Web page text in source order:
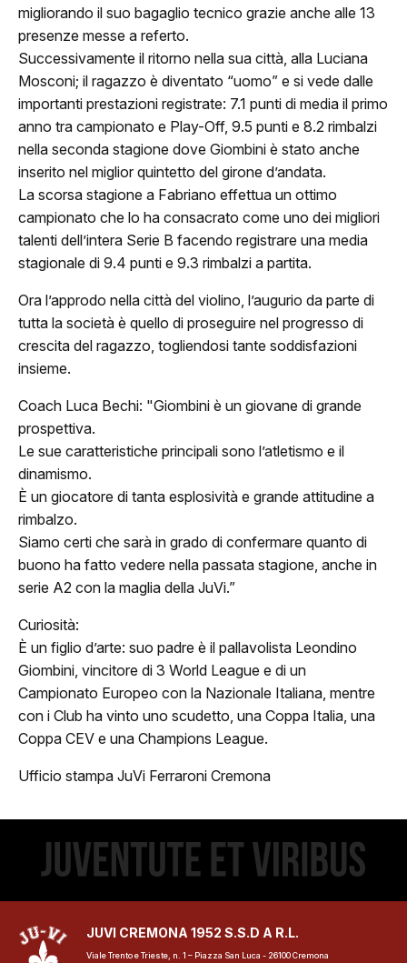
Organigramma
Safe Guarding
Classifica
Calendario
JuVi Sponsor
Diventa Sponsor
Biglietti
Abbonamenti
Accrediti Stampa
Minibasket
Settore Giovanile
migliorando il suo bagaglio tecnico grazie anche alle 13
presenze messe a referto.
Successivamente il ritorno nella sua città, alla Luciana
Mosconi; il ragazzo è diventato “uomo” e si vede dalle
importanti prestazioni registrate: 7.1 punti di media il primo
anno tra campionato e Play-Off, 9.5 punti e 8.2 rimbalzi
nella seconda stagione dove Giombini è stato anche
inserito nel miglior quintetto del girone d’andata.
La scorsa stagione a Fabriano effettua un ottimo
campionato che lo ha consacrato come uno dei migliori
talenti dell’intera Serie B facendo registrare una media
stagionale di 9.4 punti e 9.3 rimbalzi a partita.
Ora l’approdo nella città del violino, l’augurio da parte di
tutta la società è quello di proseguire nel progresso di
crescita del ragazzo, togliendosi tante soddisfazioni
insieme.
Coach Luca Bechi: "Giombini è un giovane di grande
prospettiva.
Le sue caratteristiche principali sono l’atletismo e il
dinamismo.
È un giocatore di tanta esplosività e grande attitudine a
rimbalzo.
Siamo certi che sarà in grado di confermare quanto di
buono ha fatto vedere nella passata stagione, anche in
serie A2 con la maglia della JuVi.”
Curiosità:
È un figlio d’arte: suo padre è il pallavolista Leondino
Giombini, vincitore di 3 World League e di un
Campionato Europeo con la Nazionale Italiana, mentre
con i Club ha vinto uno scudetto, una Coppa Italia, una
Coppa CEV e una Champions League.
Ufficio stampa JuVi Ferraroni Cremona
JUVI CREMONA 1952 S.S.D A R.L.
Viale Trento e Trieste, n. 1 – Piazza San Luca - 26100 Cremona